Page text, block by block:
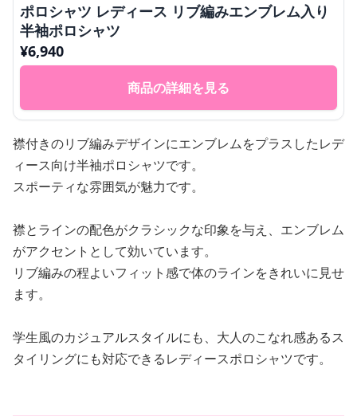
ポロシャツ レディース リブ編みエンブレム入り
半袖ポロシャツ
¥6,940
商品の詳細を見る
襟付きのリブ編みデザインにエンブレムをプラスしたレデ
ィース向け半袖ポロシャツです。
スポーティな雰囲気が魅力です。
襟とラインの配色がクラシックな印象を与え、エンブレム
がアクセントとして効いています。
リブ編みの程よいフィット感で体のラインをきれいに見せ
ます。
学生風のカジュアルスタイルにも、大人のこなれ感あるス
タイリングにも対応できるレディースポロシャツです。